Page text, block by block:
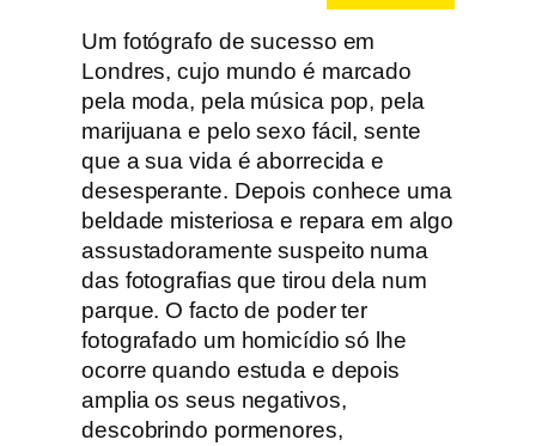
Um fotógrafo de sucesso em
Londres, cujo mundo é marcado
pela moda, pela música pop, pela
marijuana e pelo sexo fácil, sente
que a sua vida é aborrecida e
desesperante. Depois conhece uma
beldade misteriosa e repara em algo
assustadoramente suspeito numa
das fotografias que tirou dela num
parque. O facto de poder ter
fotografado um homicídio só lhe
ocorre quando estuda e depois
amplia os seus negativos,
descobrindo pormenores,